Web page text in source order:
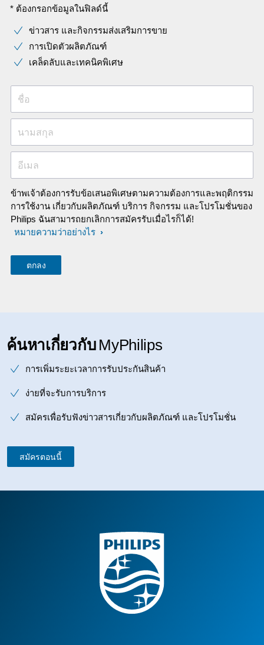
* ต้องกรอกข้อมูลในฟิลด์นี้
ข่าวสาร และกิจกรรมส่งเสริมการขาย
การเปิดตัวผลิตภัณฑ์
เคล็ดลับและเทคนิคพิเศษ
ชื่อ
นามสกุล
อีเมล
ข้าพเจ้าต้องการรับข้อเสนอพิเศษตามความต้องการและพฤติกรรม
การใช้งาน เกี่ยวกับผลิตภัณฑ์ บริการ กิจกรรม และโปรโมชั่นของ
Philips ฉันสามารถยกเลิกการสมัครรับเมื่อไรก็ได้!
หมายความว่าอย่างไร
ค้นหาเกี่ยวกับ MyPhilips
การเพิ่มระยะเวลาการรับประกันสินค้า
ง่ายที่จะรับการบริการ
สมัครเพื่อรับฟังข่าวสารเกี่ยวกับผลิตภัณฑ์ และโปรโมชั่น
สมัครตอนนี้